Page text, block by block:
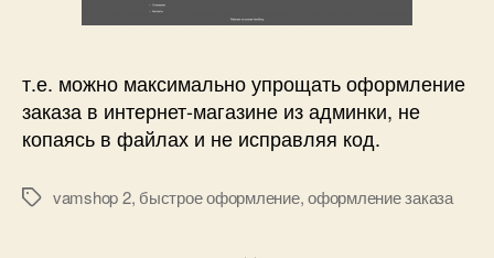
т.е. можно максимально упрощать оформление
заказа в интернет-магазине из админки, не
копаясь в файлах и не исправляя код.
Меткиvamshop 2, быстрое оформление,оформление заказа